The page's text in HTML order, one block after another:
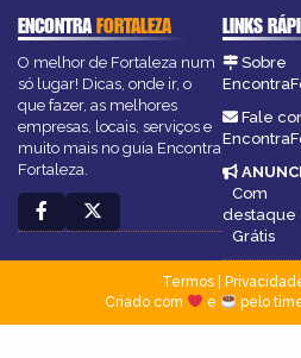
ENCONTRAFORTALEZA
O melhor de Fortaleza num
só lugar! Dicas, onde ir, o
que fazer, as melhores
empresas, locais, serviços e
muito mais no guia Encontra
Fortaleza.
LINKS
Sobre
Fale
Com
destaque
Grátis
Termos|
Criado com
e pelo